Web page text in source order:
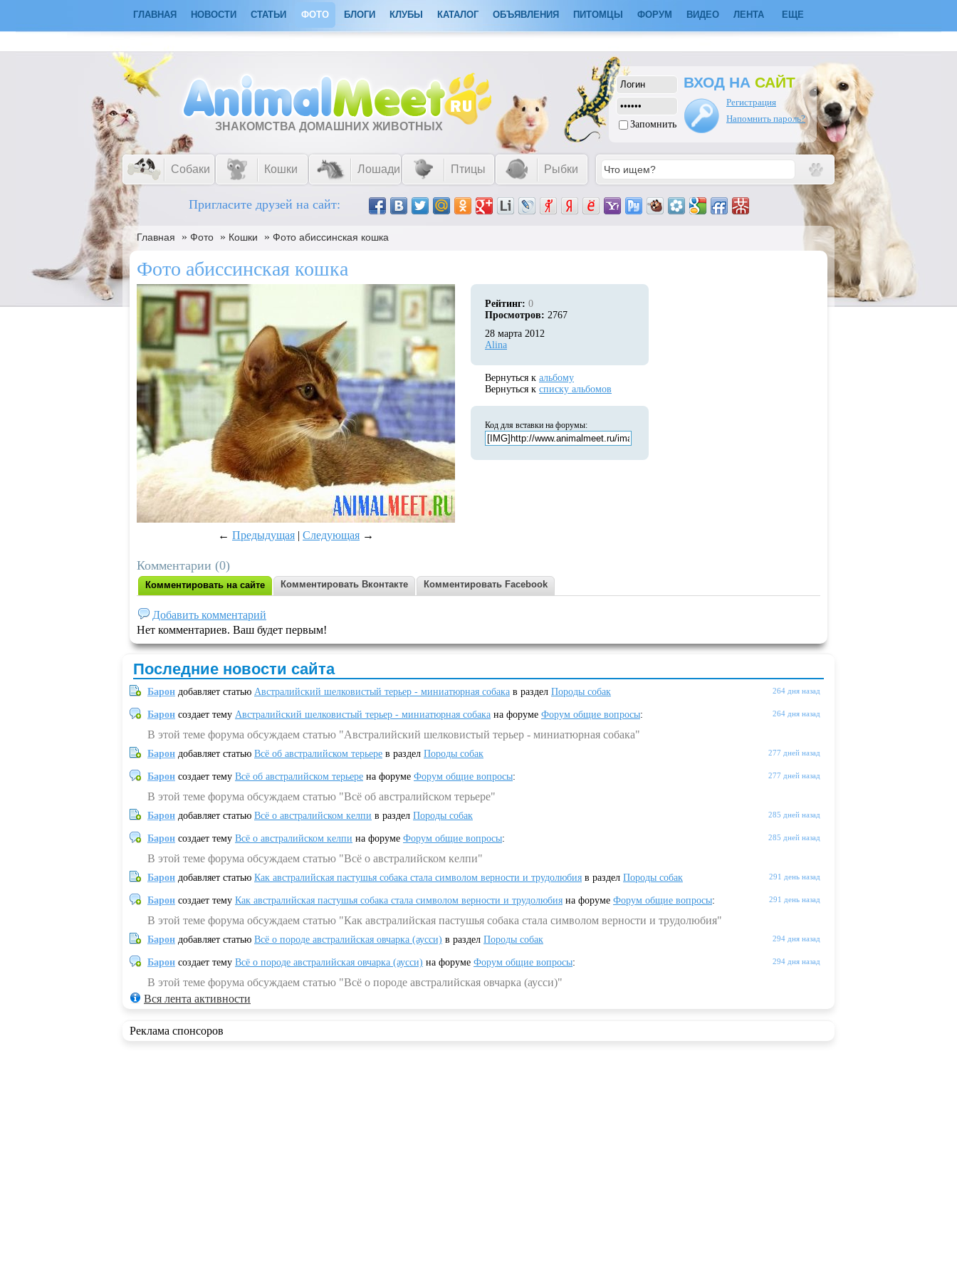
ГЛАВНАЯ НОВОСТИ СТАТЬИ ФОТО БЛОГИ КЛУБЫ КАТАЛОГ ОБЪЯВЛЕНИЯ ПИТОМЦЫ ФОРУМ ВИДЕО ЛЕНТА ЕЩЕ
ЗНАКОМСТВА ДОМАШНИХ ЖИВОТНЫХ Запомнить
ВХОД НА САЙТ
Регистрация
Напомнить пароль?
Собаки Кошки Лошади Птицы Рыбки
Пригласите друзей на сайт:
Главная » Фото » Кошки » Фото абиссинская кошка
Фото абиссинская кошка
← Предыдущая | Следующая →
Рейтинг: 0
Просмотров: 2767
28 марта 2012
Alina
Вернуться к альбому
Вернуться к списку альбомов
Код для вставки на форумы:
Комментарии (0)
Комментировать на сайте Комментировать Вконтакте Комментировать Facebook
Добавить комментарий
Нет комментариев. Ваш будет первым!
Последние новости сайта
264 дня назад
Барон добавляет статью Австралийский шелковистый терьер - миниатюрная собака в раздел Породы собак
264 дня назад
Барон создает тему Австралийский шелковистый терьер - миниатюрная собака на форуме Форум общие вопросы:
В этой теме форума обсуждаем статью "Австралийский шелковистый терьер - миниатюрная собака"
277 дней назад
Барон добавляет статью Всё об австралийском терьере в раздел Породы собак
277 дней назад
Барон создает тему Всё об австралийском терьере на форуме Форум общие вопросы:
В этой теме форума обсуждаем статью "Всё об австралийском терьере"
285 дней назад
Барон добавляет статью Всё о австралийском келпи в раздел Породы собак
285 дней назад
Барон создает тему Всё о австралийском келпи на форуме Форум общие вопросы:
В этой теме форума обсуждаем статью "Всё о австралийском келпи"
291 день назад
Барон добавляет статью Как австралийская пастушья собака стала символом верности и трудолюбия в раздел Породы собак
291 день назад
Барон создает тему Как австралийская пастушья собака стала символом верности и трудолюбия на форуме Форум общие вопросы:
В этой теме форума обсуждаем статью "Как австралийская пастушья собака стала символом верности и трудолюбия"
294 дня назад
Барон добавляет статью Всё о породе австралийская овчарка (аусси) в раздел Породы собак
294 дня назад
Барон создает тему Всё о породе австралийская овчарка (аусси) на форуме Форум общие вопросы:
В этой теме форума обсуждаем статью "Всё о породе австралийская овчарка (аусси)"
Вся лента активности
Реклама спонсоров